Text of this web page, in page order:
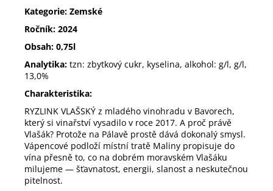
Kategorie: Zemské
Ročník: 2024
Obsah: 0,75l
Analytika: tzn: zbytkový cukr, kyselina, alkohol: g/l, g/l,
13,0%
Charakteristika:
RYZLINK VLAŠSKÝ z mladého vinohradu v Bavorech,
který si vinařství vysadilo v roce 2017. A proč právě
Vlašák? Protože na Pálavě prostě dává dokonalý smysl.
Vápencové podloží místní tratě Maliny propisuje do
vína přesně to, co na dobrém moravském Vlašáku
milujeme — šťavnatost, energii, slanost a neskutečnou
pitelnost.